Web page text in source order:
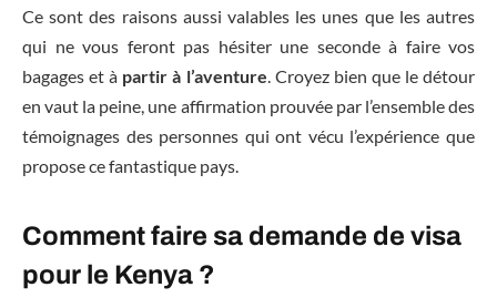
Ce sont des raisons aussi valables les unes que les autres
qui ne vous feront pas hésiter une seconde à faire vos
bagages et à partir à l’aventure. Croyez bien que le détour
en vaut la peine, une affirmation prouvée par l’ensemble des
témoignages des personnes qui ont vécu l’expérience que
propose ce fantastique pays.
Comment faire sa demande de visa
pour le Kenya ?